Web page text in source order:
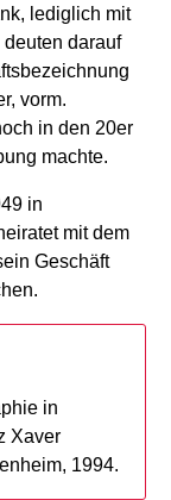
lediglich mit
darauf
vorm.
in den 20er
machte.
in
mit dem
Geschäft
in
Xaver
1994.